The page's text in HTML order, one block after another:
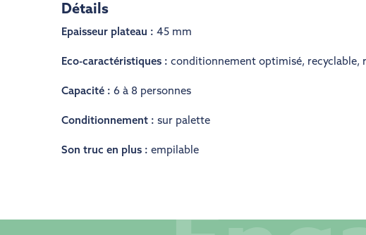
Détails
Epaisseur plateau : 45 mm
Eco-caractéristiques : conditionnement optimisé, recyclable,
Capacité : 6 à 8 personnes
Conditionnement : sur palette
Son truc en plus : empilable